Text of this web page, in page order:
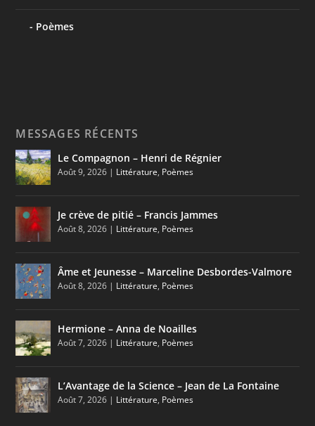
Poèmes
MESSAGES RÉCENTS
Le Compagnon – Henri de Régnier
Août 9, 2026 | Littérature, Poèmes
Je crève de pitié – Francis Jammes
Août 8, 2026 | Littérature, Poèmes
Âme et Jeunesse – Marceline Desbordes-Valmore
Août 8, 2026 | Littérature, Poèmes
Hermione – Anna de Noailles
Août 7, 2026 | Littérature, Poèmes
L’Avantage de la Science – Jean de La Fontaine
Août 7, 2026 | Littérature, Poèmes